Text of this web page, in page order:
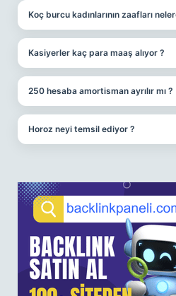
Koç burcu kadınlarının zaafları
Kasiyerler kaç para maaş alıyor ?
250 hesaba amortisman ayrılır mı ?
Horoz neyi temsil ediyor ?